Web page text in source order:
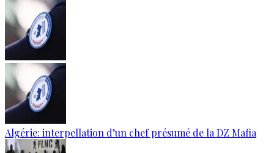
Algérie: interpellation d’un chef présumé de la DZ Mafia